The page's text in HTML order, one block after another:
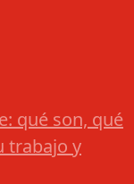
qué son, qué
trabajo y